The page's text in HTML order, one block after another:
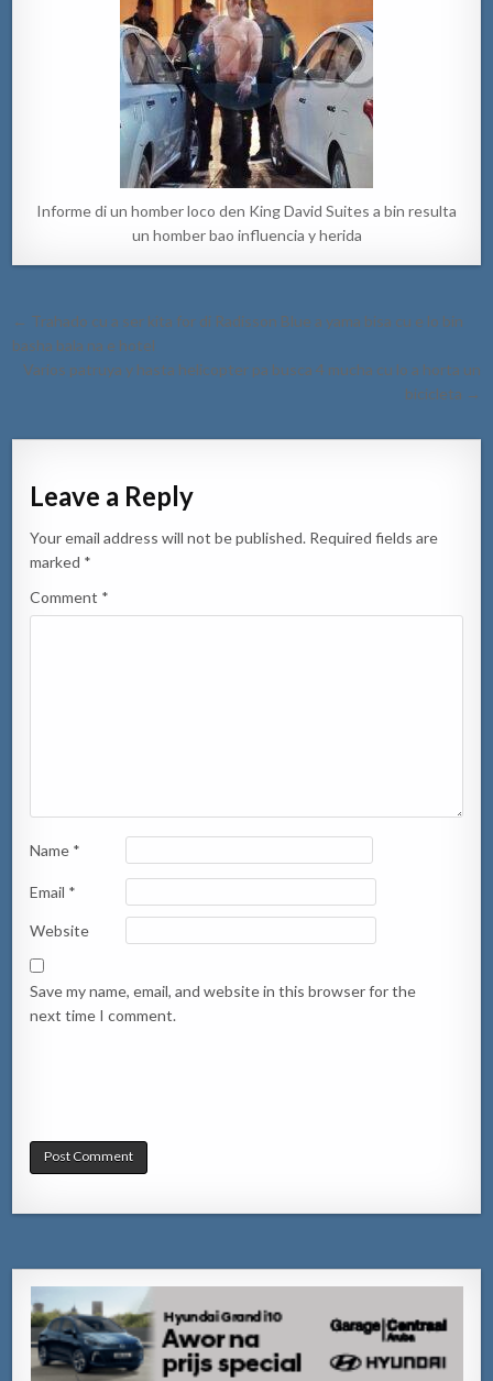
Informe di un homber loco den King David Suites a bin resulta
un homber bao influencia y herida
Post
navigation
← Trahado cu a ser kita for di Radisson Blue a yama bisa cu e lo bin
basha bala na e hotel
Varios patruya y hasta helicopter pa busca 4 mucha cu lo a horta un
bicicleta →
Leave a Reply
Your email address will not be published. Required fields are
marked *
Comment *
Name *
Email *
Website
Save my name, email, and website in this browser for the
next time I comment.